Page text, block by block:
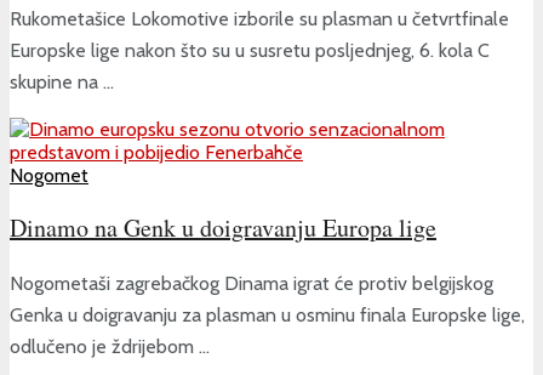
Rukometašice Lokomotive izborile su plasman u četvrtfinale
Europske lige nakon što su u susretu posljednjeg, 6. kola C
skupine na ...
Nogomet
Dinamo na Genk u doigravanju Europa lige
Nogometaši zagrebačkog Dinama igrat će protiv belgijskog
Genka u doigravanju za plasman u osminu finala Europske lige,
odlučeno je ždrijebom ...